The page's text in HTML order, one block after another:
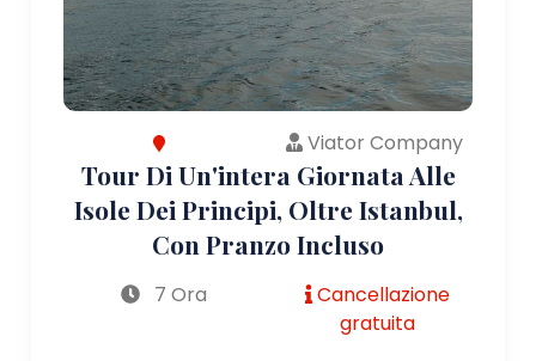
Viator Company
Tour Di Un'intera Giornata Alle
Isole Dei Principi, Oltre Istanbul,
Con Pranzo Incluso
7 Ora
Cancellazione
gratuita